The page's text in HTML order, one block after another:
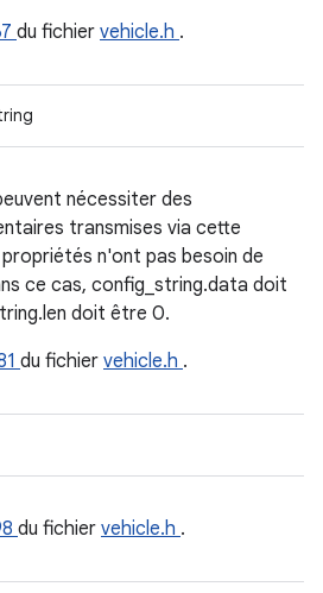
du fichier vehicle.h .
nécessiter des
transmises via cette
n'ont pas besoin de
ce cas, config_string.data doit
doit être 0.
du fichier vehicle.h .
du fichier vehicle.h .